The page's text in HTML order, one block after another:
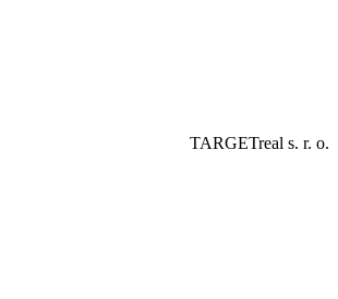
TARGETreal s. r. o.